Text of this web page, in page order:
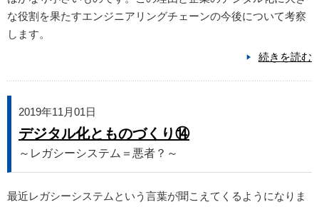
な役割を果たすエンジニアリングチェーンの今後について考察
します。
続きを読む
2019年11月01日
デジタル化とものづくり⑭
～レガシーシステム＝悪者？～
最近レガシーシステムという言葉が聞こえてくるようになりま